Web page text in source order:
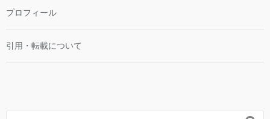
プロフィール
引用・転載について